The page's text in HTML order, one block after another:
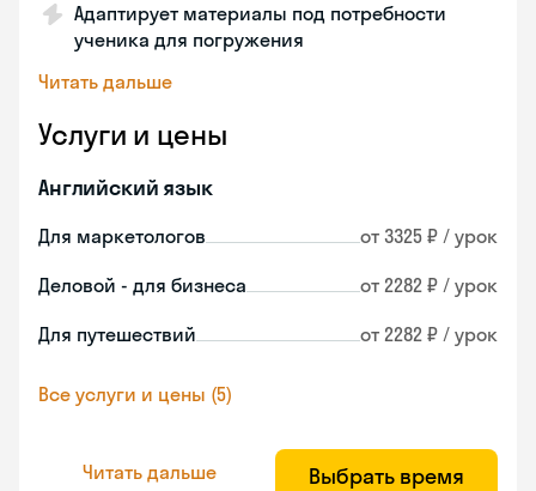
Адаптирует материалы под потребности
ученика для погружения
Читать дальше
Услуги и цены
Английский язык
Для маркетологов от 3325 ₽ / урок
Деловой - для бизнеса от 2282 ₽ / урок
Для путешествий от 2282 ₽ / урок
Все услуги и цены (5)
Читать дальше Выбрать время